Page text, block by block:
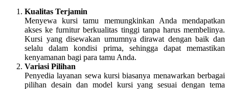
Kualitas Terjamin
Menyewa kursi tamu memungkinkan Anda mendapatkan
akses ke furnitur berkualitas tinggi tanpa harus membelinya.
Kursi yang disewakan umumnya dirawat dengan baik dan
selalu dalam kondisi prima, sehingga dapat memastikan
kenyamanan bagi para tamu Anda.
Variasi Pilihan
Penyedia layanan sewa kursi biasanya menawarkan berbagai
pilihan desain dan model kursi yang sesuai dengan tema